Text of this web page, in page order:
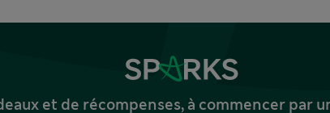
et de récompenses, à commencer par